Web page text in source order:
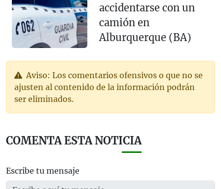
accidentarse con un
camión en
Alburquerque (BA)
Aviso: Los comentarios ofensivos o que no se
ajusten al contenido de la información podrán
ser eliminados.
COMENTA ESTA NOTICIA
Escribe tu mensaje